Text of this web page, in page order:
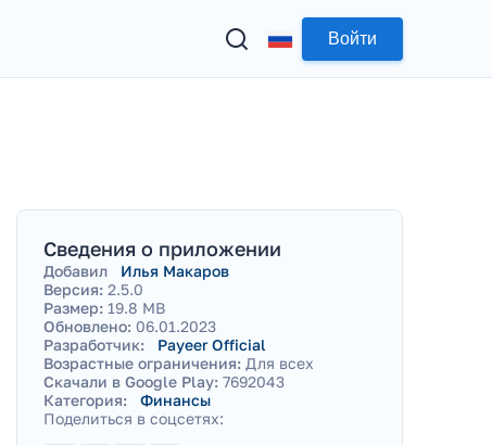
Войти
Сведения о приложении
Добавил
Илья Макаров
Версия: 2.5.0
Размер: 19.8 MB
Обновлено: 06.01.2023
Разработчик:
Payeer Official
Возрастные ограничения: Для всех
Скачали в Google Play: 7692043
Категория:
Финансы
Поделиться в соцсетях: